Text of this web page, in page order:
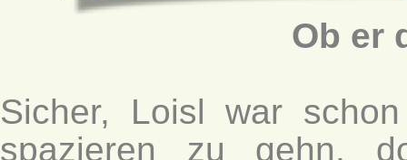
Ob er
Sicher, Loisl war
spazieren zu gehn,